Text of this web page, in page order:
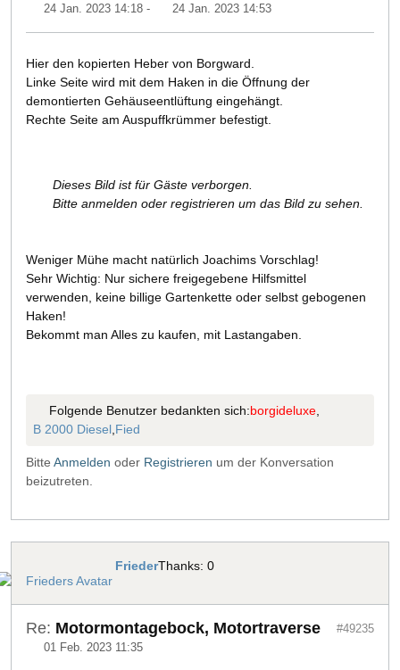
24 Jan. 2023 14:18 - 24 Jan. 2023 14:53
Hier den kopierten Heber von Borgward.
Linke Seite wird mit dem Haken in die Öffnung der
demontierten Gehäuseentlüftung eingehängt.
Rechte Seite am Auspuffkrümmer befestigt.
Dieses Bild ist für Gäste verborgen.
Bitte anmelden oder registrieren um das Bild zu sehen.
Weniger Mühe macht natürlich Joachims Vorschlag!
Sehr Wichtig: Nur sichere freigegebene Hilfsmittel
verwenden, keine billige Gartenkette oder selbst gebogenen
Haken!
Bekommt man Alles zu kaufen, mit Lastangaben.
Folgende Benutzer bedankten sich:borgideluxe,
B 2000 Diesel,Fied
Bitte Anmelden oder Registrieren um der Konversation
beizutreten.
FriederThanks: 0
Re: Motormontagebock, Motortraverse
01 Feb. 2023 11:35
#49235